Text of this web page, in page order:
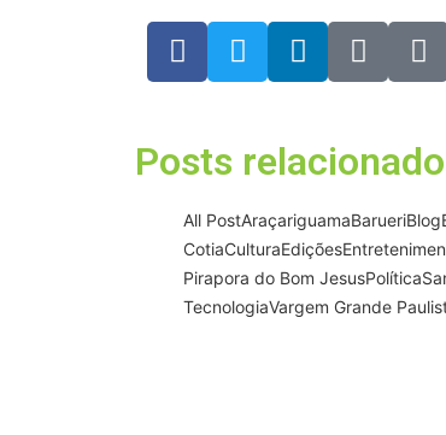
Posts
All PostAraçariguamaBarueriBlog
CotiaCulturaEdições
Pirapora do Bom JesusPolítica
TecnologiaVargem Grande